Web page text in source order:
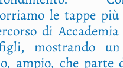
le tappe
di
mostrando
ampio, che parte